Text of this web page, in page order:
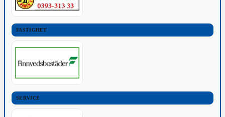
FASTIGHET
SERVICE